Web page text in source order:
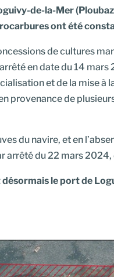
de-la-Mer
ont été
de cultures
en date du 14 mars
et de la mise à
provenance de
du navire, et en
arrêté du 22 mars
le port de